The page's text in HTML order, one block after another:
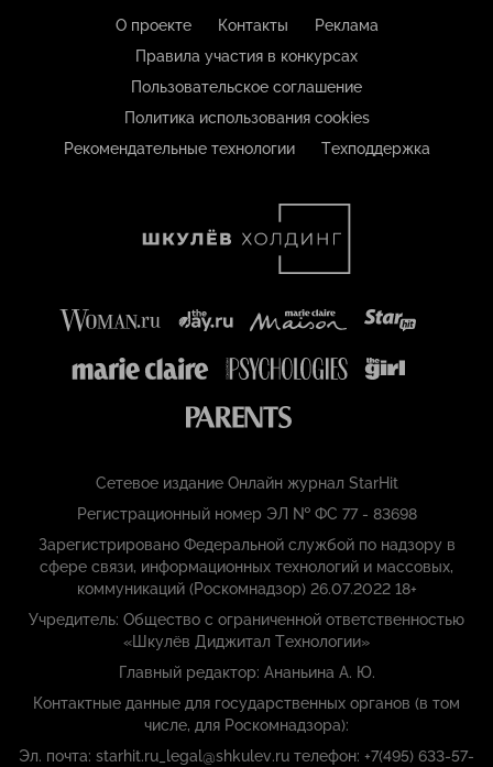
О проекте Контакты
Реклама
Правила участия в конкурсах
Пользовательское соглашение
Политика использования cookies
Рекомендательные технологии
Техподдержка
Сетевое издание Онлайн журнал StarHit
Регистрационный номер ЭЛ № ФС 77 - 83698
Зарегистрировано Федеральной службой по надзору в
сфере связи, информационных технологий и массовых,
коммуникаций (Роскомнадзор) 26.07.2022 18+
Учредитель: Общество с ограниченной ответственностью
«Шкулёв Диджитал Технологии»
Главный редактор: Ананьина А. Ю.
Контактные данные для государственных органов (в том
числе, для Роскомнадзора):
Эл. почта: starhit.ru_legal@shkulev.ru телефон: +7(495) 633-57-